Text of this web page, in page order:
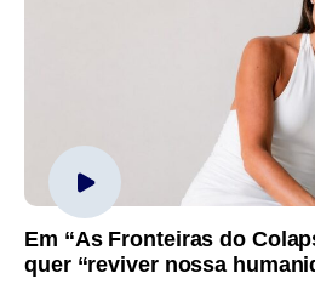
Em “As Fronteiras do
quer “reviver nossa